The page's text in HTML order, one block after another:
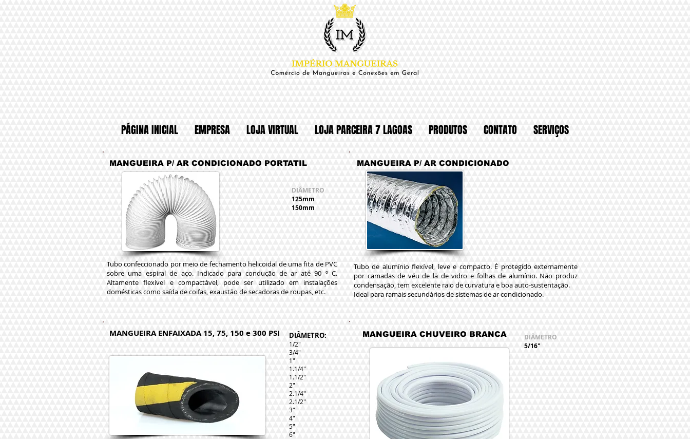
PÁGINA INICIAL EMPRESA LOJA VIRTUAL LOJA PARCEIRA 7 LAGOAS PRODUTOS CONTATO SERVIÇOS
MANGUEIRA P/ AR CONDICIONADO PORTATIL
DIÂMETRO
125mm
150mm
Tubo confeccionado por meio de fechamento helicoidal de uma fita de PVC
sobre uma espiral de aço. Indicado para condução de ar até 90 º C.
Altamente flexível e compactável, pode ser utilizado em instalações
domésticas como saída de coifas, exaustão de secadoras de roupas, etc.
MANGUEIRAS BH
MANGUEIRA P/ AR CONDICIONADO
Tubo de alumínio flexível, leve e compacto. É protegido externamente
por camadas de véu de lã de vidro e folhas de alumínio. Não produz
condensação, tem excelente raio de curvatura e boa auto-sustentação.
Ideal para ramais secundários de sistemas de ar condicionado.
MANGUEIRA ENFAIXADA 15, 75, 150 e 300 PSI DIÂMETRO:
1/2"
3/4"
1"
1.1/4"
1.1/2"
2"
2.1/4"
2.1/2"
3"
4"
5"
6"
MANGUEIRA CHUVEIRO BRANCA
DIÂMETRO
5/16"